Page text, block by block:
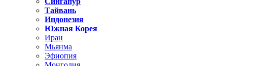
Тайвань
Индонезия
Южная Корея
Иран
Мьянма
Эфиопия